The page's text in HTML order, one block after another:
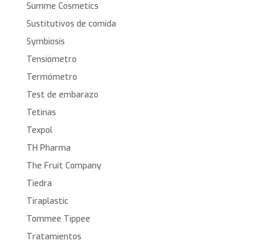
Summe Cosmetics
Sustitutivos de comida
Symbiosis
Tensiómetro
Termómetro
Test de embarazo
Tetinas
Texpol
TH Pharma
The Fruit Company
Tiedra
Tiraplastic
Tommee Tippee
Tratamientos